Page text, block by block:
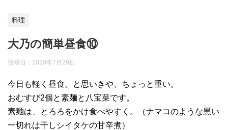
料理
大乃の簡単昼食⑩
投稿日： 2020年7月29日
今日も軽く昼食。と思いきや、ちょっと重い。
おむすび2個と素麺と八宝菜です。
素麺は、とろろをかけ食べやすく。（ナマコのような黒い
一切れは干しシイタケの甘辛煮）